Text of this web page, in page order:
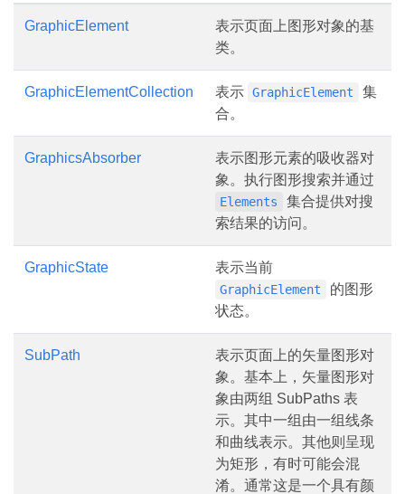
GraphicElement
表示页面上图形对象的基
类。
GraphicElementCollection 表示 GraphicElement
集
合。
GraphicsAbsorber
表示图形元素的吸收器对
象。执行图形搜索并通过
Elements
集合提供对搜
索结果的访问。
GraphicState 表示当前
GraphicElement
的图形
状态。
SubPath
表示页面上的矢量图形对
象。基本上，矢量图形对
象由两组 SubPaths 表
示。其中一组由一组线条
和曲线表示。其他则呈现
为矩形，有时可能会混
淆。通常这是一个具有颜